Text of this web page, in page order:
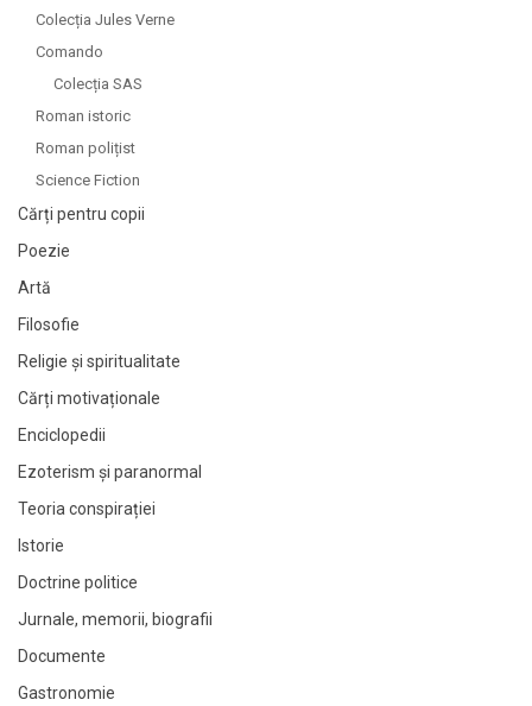
Colecția Jules Verne
Comando
Colecția SAS
Roman istoric
Roman polițist
Science Fiction
Cărți pentru copii
Poezie
Artă
Filosofie
Religie și spiritualitate
Cărți motivaționale
Enciclopedii
Ezoterism și paranormal
Teoria conspirației
Istorie
Doctrine politice
Jurnale, memorii, biografii
Documente
Gastronomie